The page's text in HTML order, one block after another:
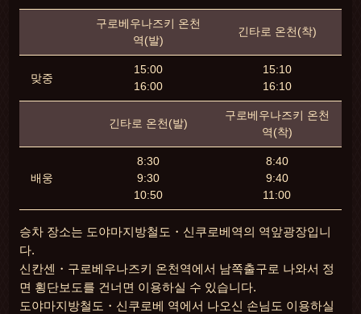
구로베우나즈키 온천
역(발)
긴타로 온천(착)
맞중
15:00
16:00
15:10
16:10
긴타로 온천(발)
구로베우나즈키 온천
역(착)
배웅
8:30
9:30
10:50
8:40
9:40
11:00
승차 장소는 도야마지방철도・신쿠로베역의 역앞광장입니
다.
신칸센・구로베우나즈키 온천역에서 남쪽출구로 나와서 정
면 횡단보도를 건너면 이용하실 수 있습니다.
도야마지방철도・신쿠로베 역에서 나오신 손님도 이용하실